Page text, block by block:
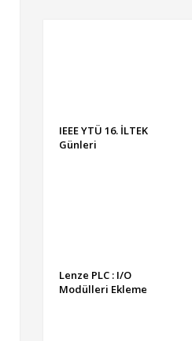
IEEE YTÜ 16. İLTEK
Günleri
Lenze PLC : I/O
Modülleri Ekleme